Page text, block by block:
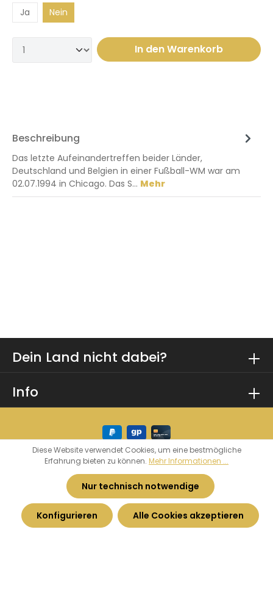
Ja
Nein
In den Warenkorb
Beschreibung
Das letzte Aufeinandertreffen beider Länder,
Deutschland und Belgien in einer Fußball-WM war am
02.07.1994 in Chicago. Das S… Mehr
Dein Land nicht dabei?
Info
© 2026 Heimatkurve - byHaarhoff GmbH
* Alle Preise inkl. gesetzl. Mehrwertsteuer zzgl.
Versandkostenund ggf. Nachnahmegebühren,
wenn nicht anders angegeben.
Diese Website verwendet Cookies, um eine bestmögliche
Erfahrung bieten zu können. Mehr Informationen ...
Nur technisch notwendige
Konfigurieren Alle Cookies akzeptieren